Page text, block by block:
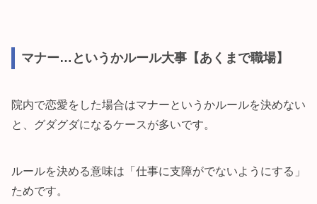
マナー…というかルール大事【あくまで職場】
院内で恋愛をした場合はマナーというかルールを決めない
と、グダグダになるケースが多いです。
ルールを決める意味は「仕事に支障がでないようにする」
ためです。